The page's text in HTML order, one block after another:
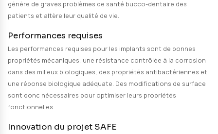
perdue ou malade, de restaurer une fonction ou
d'une population vieillissante.
Problématique clinique
Les implants en Ti sont largement utilisés dans le
dentaire où ils sont confrontés à de véritables
l'ostéointégration trop lente et la colonisation